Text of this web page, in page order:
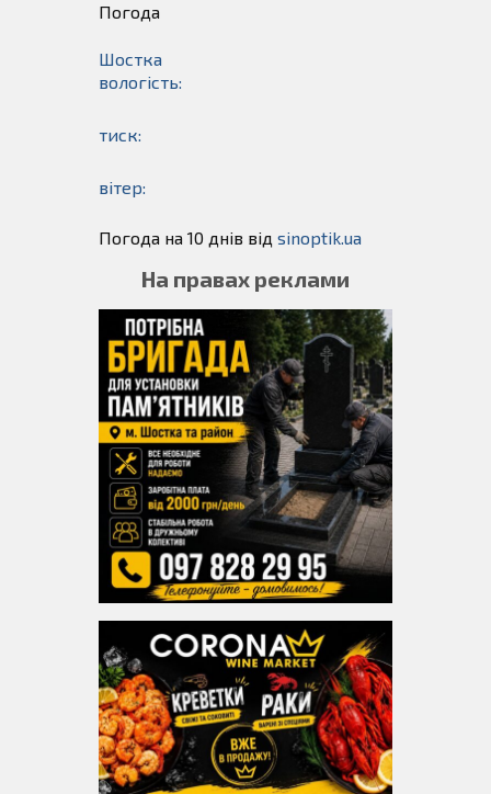
Погода
Шостка
вологість:
тиск:
вітер:
Погода на 10 днів від sinoptik.ua
На правах реклами